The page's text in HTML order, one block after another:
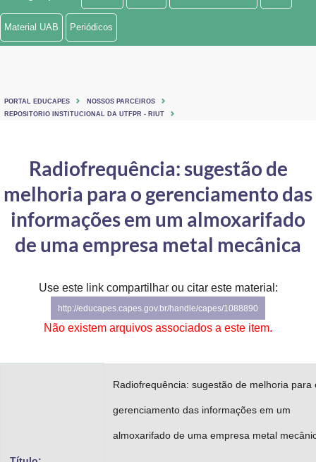
Ministério de Minas e Energia
Ministério do Turismo
Controladoria-Geral da União
Ministério da Mulher, da Família e dos Direitos Humanos
Secretaria-Geral
Gabinete de Segurança Institucional
Advocacia-Geral da União
Material UAB Periódicos
PORTAL EDUCAPES
NOSSOS PARCEIROS
REPOSITORIO INSTITUCIONAL DA UTFPR - RIUT
Radiofrequência: sugestão de
melhoria para o gerenciamento das
informações em um almoxarifado
de uma empresa metal mecânica
Use este link compartilhar ou citar este material:
http://educapes.capes.gov.br/handle/capes/1088890
Não existem arquivos associados a este item.
Radiofrequência: sugestão de melhoria para
gerenciamento das informações em um
almoxarifado de uma empresa metal